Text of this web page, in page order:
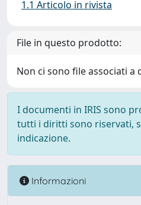
1.1 Articolo in rivista
File in questo prodotto:
Non ci sono file associati
I documenti in IRIS sono
tutti i diritti sono riservati,
indicazione.
Informazioni